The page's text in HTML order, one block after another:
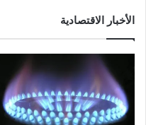
الأخبار الاقتصادية